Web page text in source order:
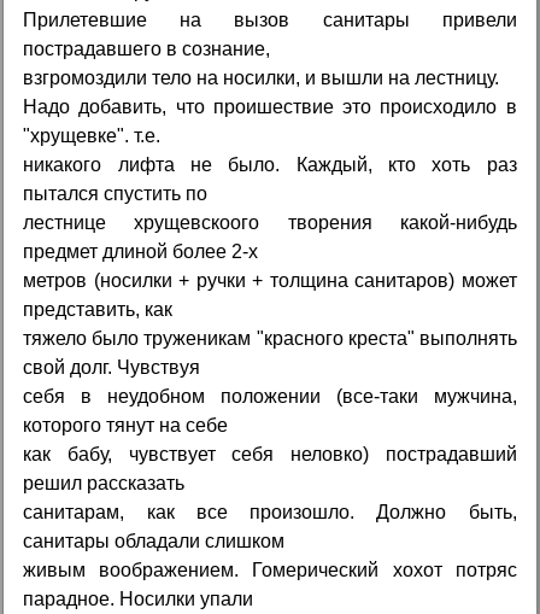
Прилетевшие на вызов санитары привели
пострадавшего в сознание,
взгромоздили тело на носилки, и вышли на лестницу.
Надо добавить, что проишествие это происходило в
"хрущевке". т.е.
никакого лифта не было. Каждый, кто хоть раз
пытался спустить по
лестнице хрущевскоого творения какой-нибудь
предмет длиной более 2-х
метров (носилки + ручки + толщина санитаров) может
представить, как
тяжело было труженикам "красного креста" выполнять
свой долг. Чувствуя
себя в неудобном положении (все-таки мужчина,
которого тянут на себе
как бабу, чувствует себя неловко) пострадавший
решил рассказать
санитарам, как все произошло. Должно быть,
санитары обладали слишком
живым воображением. Гомерический хохот потряс
парадное. Носилки упали